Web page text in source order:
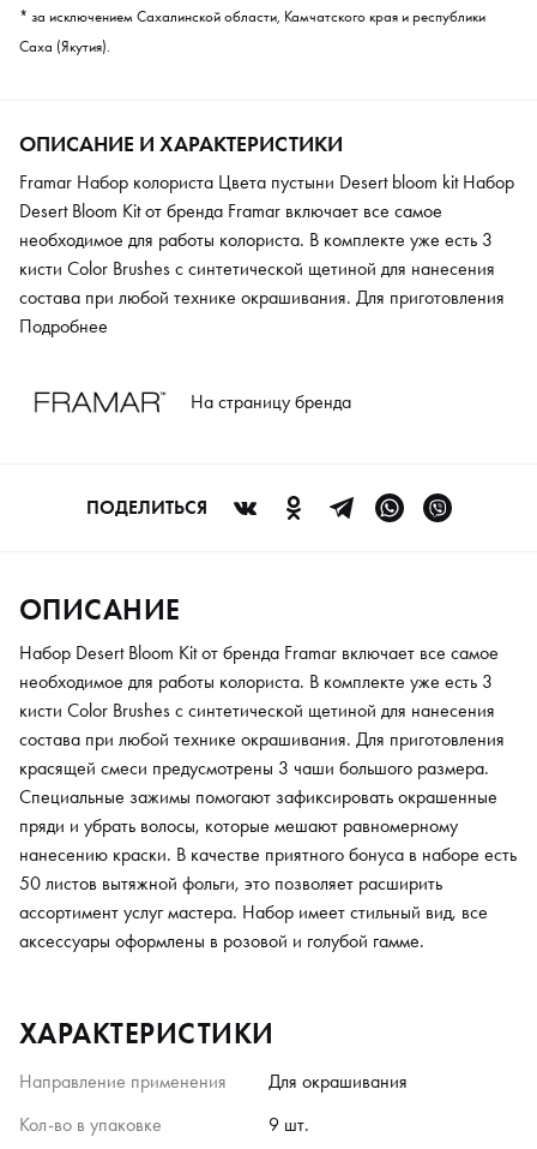
* за исключением Сахалинской области, Камчатского края и республики
Саха (Якутия).
ОПИСАНИЕ И ХАРАКТЕРИСТИКИ
Framar Набор колориста Цвета пустыни Desert bloom kit Набор
Desert Bloom Kit от бренда Framar включает все самое
необходимое для работы колориста. В комплекте уже есть 3
кисти Color Brushes с синтетической щетиной для нанесения
состава при любой технике окрашивания. Для приготовления
красящей смеси предусмотрены 3 чаши большого размера.
нанесению краски. В качестве приятного бонуса в наборе есть
аксессуары оформлены в розовой и голубой гамме.
Подробнее
На страницу бренда
ПОДЕЛИТЬСЯ
ОПИСАНИЕ
Набор Desert Bloom Kit от бренда Framar включает все самое
необходимое для работы колориста. В комплекте уже есть 3
кисти Color Brushes с синтетической щетиной для нанесения
состава при любой технике окрашивания. Для приготовления
красящей смеси предусмотрены 3 чаши большого размера.
Специальные зажимы помогают зафиксировать окрашенные
пряди и убрать волосы, которые мешают равномерному
нанесению краски. В качестве приятного бонуса в наборе есть
50 листов вытяжной фольги, это позволяет расширить
ассортимент услуг мастера. Набор имеет стильный вид, все
аксессуары оформлены в розовой и голубой гамме.
ХАРАКТЕРИСТИКИ
Направление применения
Для окрашивания
Кол-во в упаковке
9 шт.